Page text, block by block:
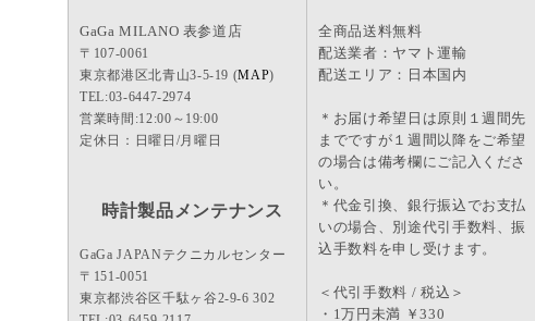
GaGa MILANO 表参道店
〒107-0061
東京都港区北青山3-5-19 (MAP)
TEL:03-6447-2974
営業時間:12:00～19:00
定休日：日曜日/月曜日
時計製品メンテナンス
GaGa JAPANテクニカルセンター
〒151-0051
東京都渋谷区千駄ヶ谷2-9-6 302
全商品送料無料
配送業者：ヤマト運輸
配送エリア：日本国内
＊お届け希望日は原則１週間先
までですが１週間以降をご希望
の場合は備考欄にご記入くださ
い。
＊代金引換、銀行振込でお支払
いの場合、別途代引手数料、振
込手数料を申し受けます。
＜代引手数料 / 税込＞
・1万円未満 ￥330